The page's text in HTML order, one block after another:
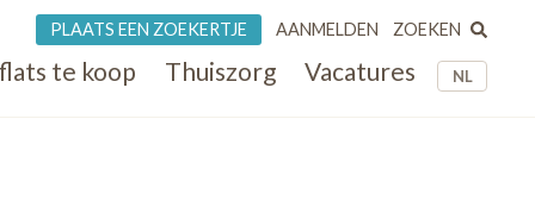
NL
te koop Thuiszorg Vacatures
PLAATS EEN ZOEKERTJE AANMELDEN ZOEKEN